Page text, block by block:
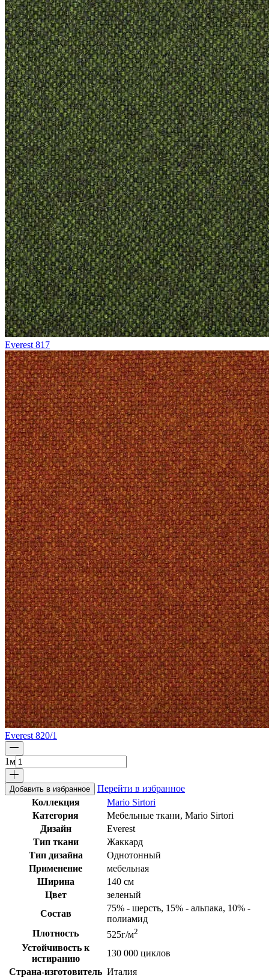
Everest 817
Everest 820/1
1м
Добавить в избранное
Перейти в избранное
Коллекция
Mario Sirtori
Категория
Мебельные ткани, Mario Sirtori
Дизайн
Everest
Тип ткани
Жаккард
Тип дизайна
Однотонный
Применение
мебельная
Ширина
140 см
Цвет
зеленый
Состав
75% - шерсть, 15% - альпака, 10% -
полиамид
Плотность
525г/м2
Устойчивость к
истиранию
130 000 циклов
Страна-изготовитель Италия